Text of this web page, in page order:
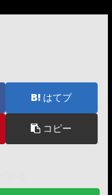
はてブ
コピー